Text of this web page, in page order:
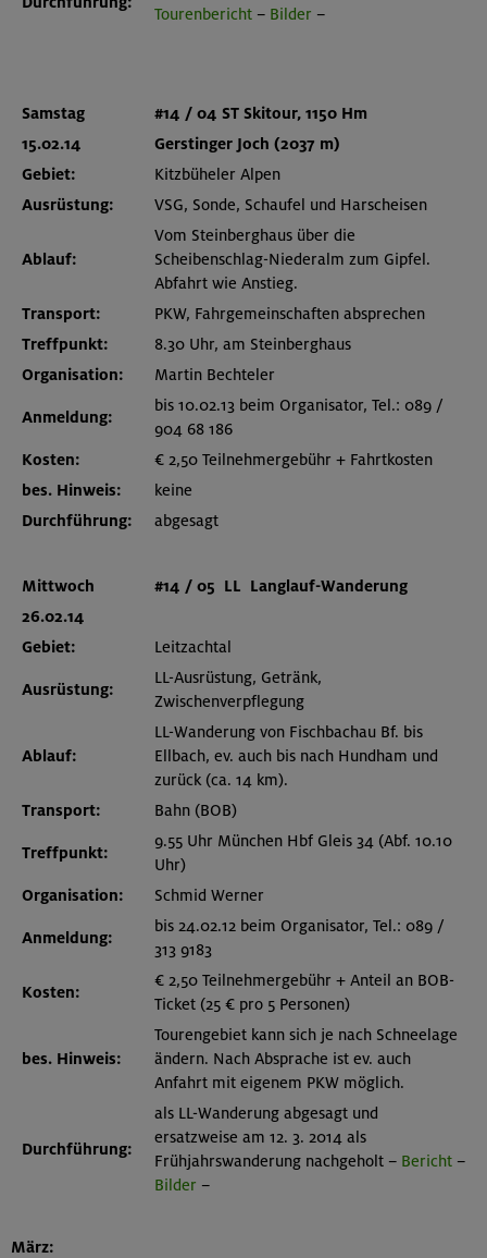
Tourenbericht – Bilder –
Samstag #14 / 04 ST Skitour, 1150 Hm
15.02.14
Gerstinger Joch (2037 m)
Gebiet:
Kitzbüheler Alpen
Ausrüstung:
VSG, Sonde, Schaufel und Harscheisen
Ablauf:
Vom Steinberghaus über die
Scheibenschlag-Niederalm zum Gipfel.
Abfahrt wie Anstieg.
Transport:
PKW, Fahrgemeinschaften absprechen
Treffpunkt:
8.30 Uhr, am Steinberghaus
Organisation:
Martin Bechteler
Anmeldung:
bis 10.02.13 beim Organisator, Tel.: 089 /
904 68 186
Kosten:
€ 2,50 Teilnehmergebühr + Fahrtkosten
bes. Hinweis:
keine
Durchführung:
abgesagt
Mittwoch
#14 / 05 LL Langlauf-Wanderung
26.02.14
Gebiet:
Leitzachtal
Ausrüstung:
LL-Ausrüstung, Getränk,
Zwischenverpflegung
Ablauf:
LL-Wanderung von Fischbachau Bf. bis
Ellbach, ev. auch bis nach Hundham und
zurück (ca. 14 km).
Transport:
Bahn (BOB)
Treffpunkt:
9.55 Uhr München Hbf Gleis 34 (Abf. 10.10
Uhr)
Organisation:
Schmid Werner
Anmeldung:
bis 24.02.12 beim Organisator, Tel.: 089 /
313 9183
Kosten:
€ 2,50 Teilnehmergebühr + Anteil an BOB-
Ticket (25 € pro 5 Personen)
bes. Hinweis:
Tourengebiet kann sich je nach Schneelage
ändern. Nach Absprache ist ev. auch
Anfahrt mit eigenem PKW möglich.
Durchführung:
als LL-Wanderung abgesagt und
ersatzweise am 12. 3. 2014 als
Frühjahrswanderung nachgeholt – Bericht –
Bilder –
März: